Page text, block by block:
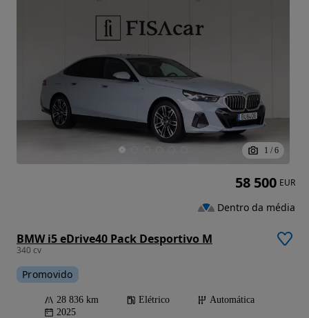
1 / 6
BMW i5 eDrive40 Pack Desportivo M
340 cv
Promovido
28 836 km Elétrico
Automática
2025
58 500 EUR
Dentro da média